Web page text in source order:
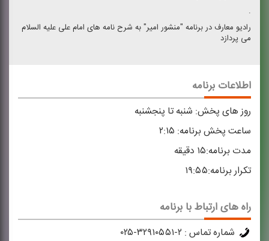
.
رادیو معارف در برنامه "منشور امیر" به شرح نامه های امام علی علیه السلام
می پردازد
اطلاعات برنامه
روز های پخش: شنبه تا پنجشنبه
ساعت پخش برنامه:
مدت برنامه:۱۵ دقیقه
تکرار برنامه:۱۹:۵۵
راه های ارتباط با برنامه
شماره تماس : ۲-۳۲۹۱۰۵۵۱-۰۲۵